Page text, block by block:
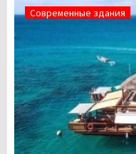
Современные здания